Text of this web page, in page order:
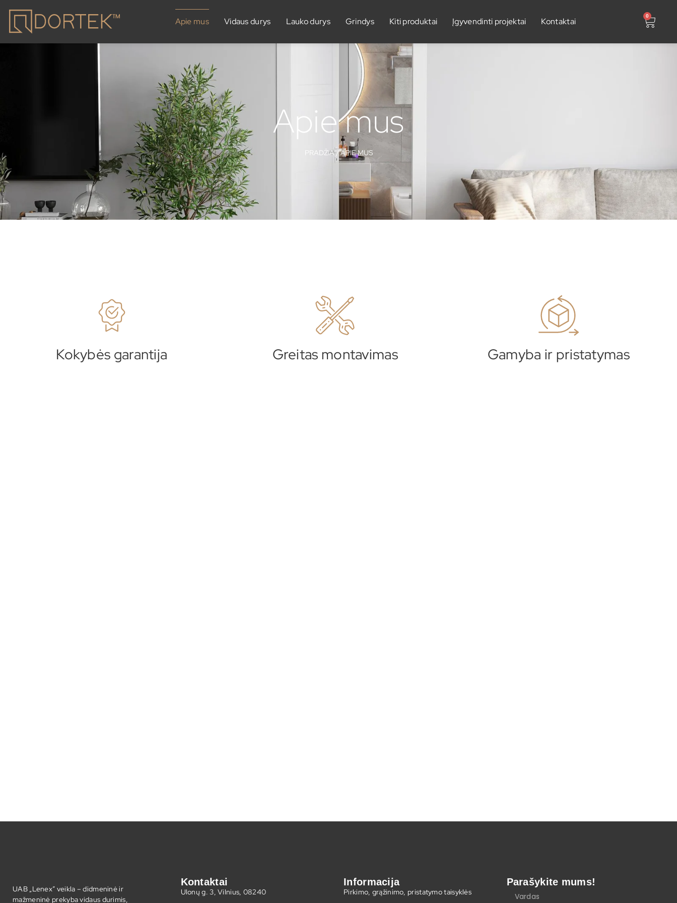
Apie mus Vidaus durys Lauko durys Grindys Kiti produktai Įgyvendinti projektai Kontaktai
0
Apie mus
PRADŽIA/ APIE MUS
Kokybės garantija Greitas montavimas Gamyba ir pristatymas
UAB „Lenex” veikla – didmeninė ir
mažmeninė prekyba vidaus durimis,
Kontaktai
Ulonų g. 3, Vilnius, 08240
Informacija
Pirkimo, grąžinimo, pristatymo taisyklės
Parašykite mums!